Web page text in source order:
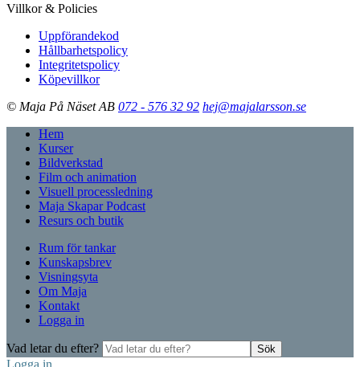
Villkor & Policies
Uppförandekod
Hållbarhetspolicy
Integritetspolicy
Köpevillkor
© Maja På Näset AB 072 - 576 32 92 hej@majalarsson.se
Hem
Kurser
Bildverkstad
Film och animation
Visuell processledning
Maja Skapar Podcast
Resurs och butik
Rum för tankar
Kunskapsbrev
Visningsyta
Om Maja
Kontakt
Logga in
Vad letar du efter? Sök
Logga in